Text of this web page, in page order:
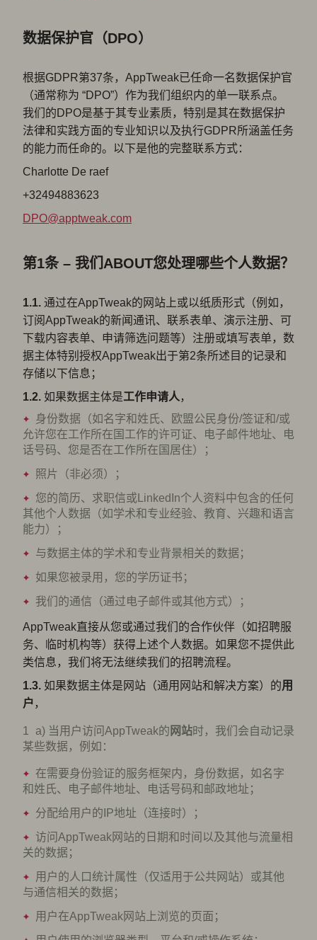
数据保护官（DPO）
根据GDPR第37条，AppTweak已任命一名数据保护官
（通常称为 “DPO”）作为我们组织内的单一联系点。
我们的DPO是基于其专业素质，特别是其在数据保护
法律和实践方面的专业知识以及执行GDPR所涵盖任务
的能力而任命的。以下是他的完整联系方式：
Charlotte De raef
+32494883623
DPO@apptweak.com
第1条 – 我们ABOUT您处理哪些个人数据？
1.1. 通过在AppTweak的网站上或以纸质形式（例如，
订阅AppTweak的新闻通讯、联系表单、演示注册、可
下载内容表单、申请筛选问题等）注册或填写表单，数
据主体特别授权AppTweak出于第2条所述目的记录和
存储以下信息；
1.2. 如果数据主体是工作申请人 ，
身份数据（如名字和姓氏、欧盟公民身份/签证和/或
允许您在工作所在国工作的许可证、电子邮件地址、电
话号码、您是否在工作所在国居住）；
照片（非必须）；
您的简历、求职信或LinkedIn个人资料中包含的任何
其他个人数据（如学术和专业经验、教育、兴趣和语言
能力）；
与数据主体的学术和专业背景相关的数据；
如果您被录用，您的学历证书；
我们的通信（通过电子邮件或其他方式）；
AppTweak直接从您或通过我们的合作伙伴（如招聘服
务、临时机构等）获得上述个人数据。如果您不提供此
类信息，我们将无法继续我们的招聘流程。
1.3. 如果数据主体是网站（通用网站和解决方案）的用
户 ，
a) 当用户访问AppTweak的 网站时，我们会自动记录
某些数据，例如：
在需要身份验证的服务框架内，身份数据，如名字
和姓氏、电子邮件地址、电话号码和邮政地址；
分配给用户的IP地址（连接时）；
访问AppTweak网站的日期和时间以及其他与流量相
关的数据；
用户的人口统计属性（仅适用于公共网站）或其他
与通信相关的数据；
用户在AppTweak网站上浏览的页面；